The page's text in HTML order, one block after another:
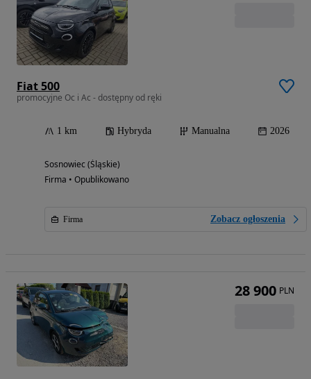
Fiat 500
promocyjne Oc i Ac - dostępny od ręki
1 km Hybryda Manualna 2026
Sosnowiec (Śląskie)
Firma • Opublikowano
Firma Zobacz ogłoszenia
28 900 PLN